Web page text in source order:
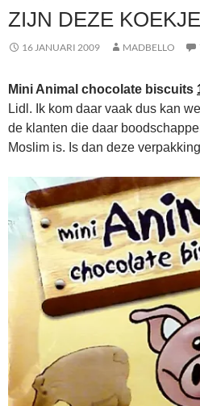
ZIJN DEZE
16 JANUARI 2009 MADBELLO
Mini Animal chocolate biscuits
Lidl. Ik kom daar vaak dus kan
de klanten die daar
Moslim is. Is dan deze